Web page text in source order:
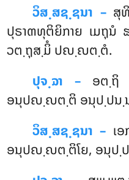
ວິສ຺ສຊ຺ຊນາ –ສຸທິ
ປຸຣາຓທຸຕິຍິກາຍ ເມຖຸ
ວຕ຺ຖຸສ຺ມິໍ ປຎ຺ຎຕ຺ຕໍ.
ປຸຈ຺ຉາ – ອຕ຺ຖິ
ອນຸປຎ຺ຎຕ຺ຕິ ອນຸປ຺ປ
ວິສ຺ສຊ຺ຊນາ – ເ
ອນຸປຎ຺ຎຕ຺ຕິໂຍ, ອນຸ